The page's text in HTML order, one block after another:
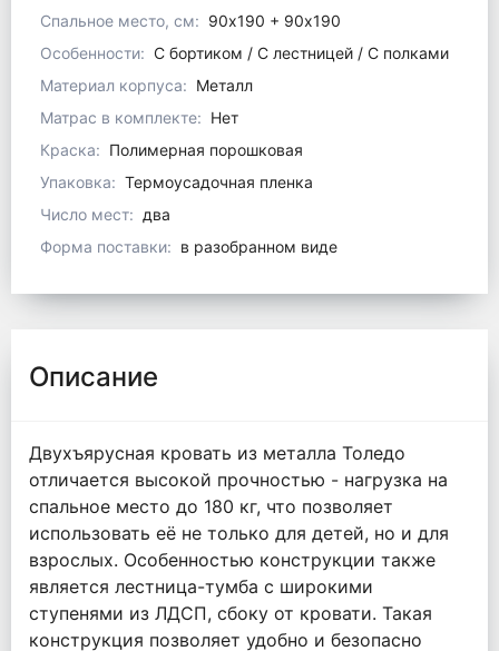
Спальное место, см: 90х190 + 90х190
Особенности: С бортиком / С лестницей / С полками
Материал корпуса: Металл
Матрас в комплекте: Нет
Краска: Полимерная порошковая
Упаковка: Термоусадочная пленка
Число мест: два
Форма поставки: в разобранном виде
Описание
Двухъярусная кровать из металла Толедо
отличается высокой прочностью - нагрузка на
спальное место до 180 кг, что позволяет
использовать её не только для детей, но и для
взрослых. Особенностью конструкции также
является лестница-тумба с широкими
ступенями из ЛДСП, сбоку от кровати. Такая
конструкция позволяет удобно и безопасно